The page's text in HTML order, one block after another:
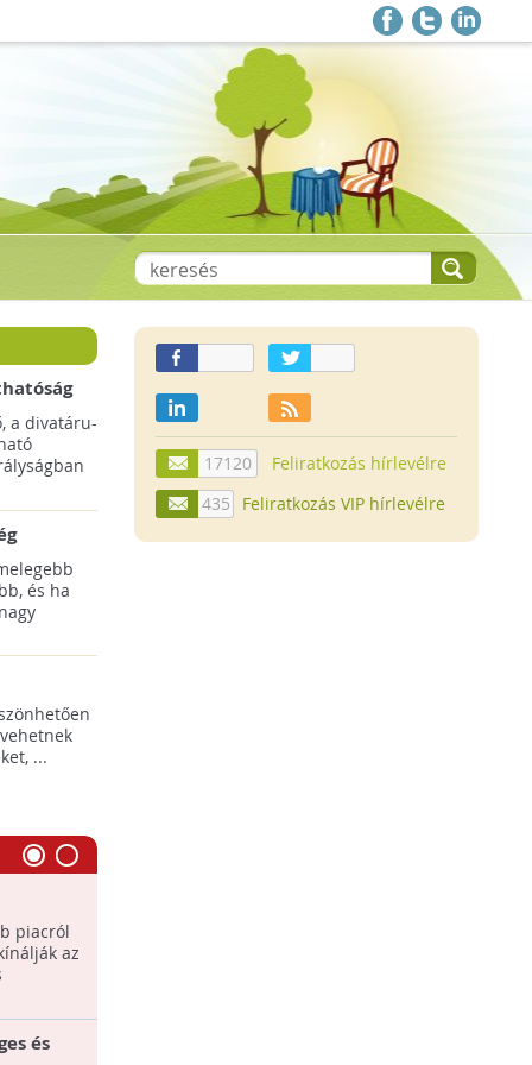
a divatáru-
és ha
...
téren!
piacról
az
és
17120
Feliratkozás hírlevélre
435
Feliratkozás VIP hírlevélre